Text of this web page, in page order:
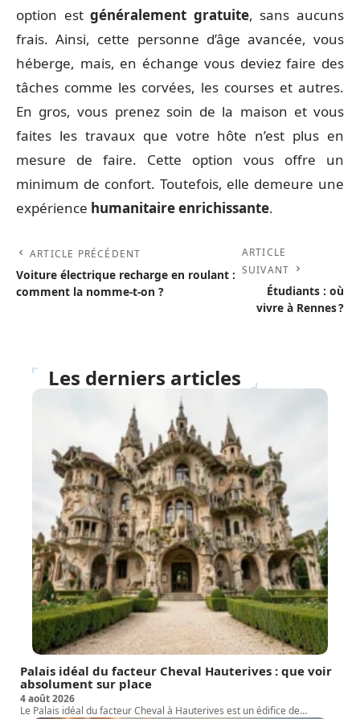
option estgénéralement gratuite, sans aucuns
frais. Ainsi, cette personne d’âge avancée, vous
héberge, mais, en échange vous deviez faire des
tâches comme les corvées, les courses et autres.
En gros, vous prenez soin de la maison et vous
faites les travaux que votre hôte n’est plus en
mesure de faire. Cette option vous offre un
minimum de confort. Toutefois, elle demeure une
expérience humanitaireenrichissante.
ARTICLE PRÉCÉDENT
Voiture électrique recharge en roulant :
comment la nomme-t-on ?
ARTICLE
SUIVANT
Étudiants : où
vivre à Rennes ?
Les derniers articles
Palais idéal du facteur Cheval Hauterives : que voir
absolument sur place
4 août 2026
Le Palais idéal du facteur Cheval à Hauterives est un édifice de…